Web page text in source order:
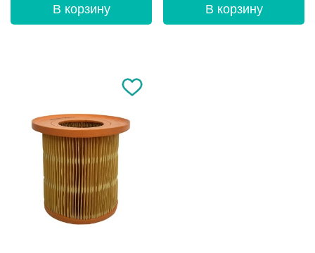
В корзину В корзину